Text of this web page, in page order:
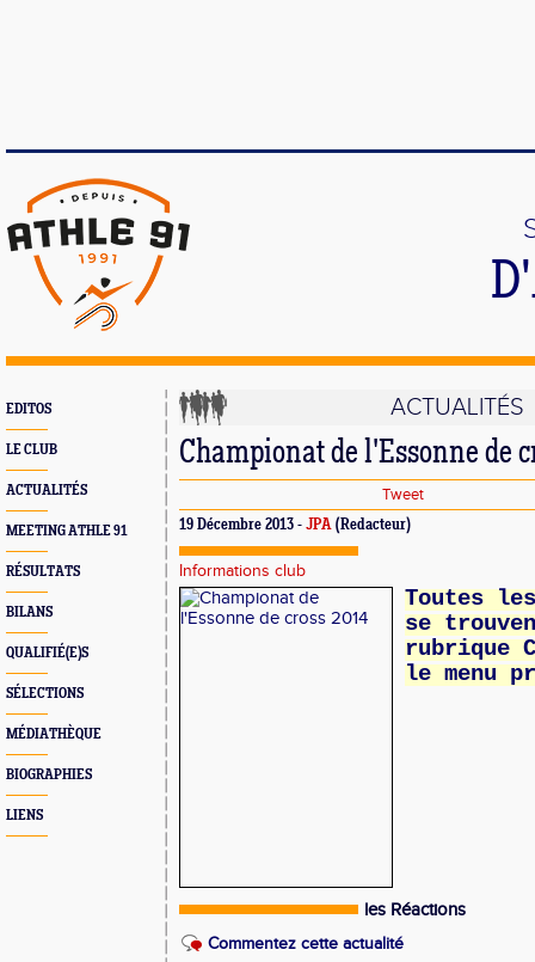
EDITOS
LE CLUB
ACTUALITÉS
MEETING ATHLE 91
RÉSULTATS
BILANS
QUALIFIÉ(E)S
SÉLECTIONS
MÉDIATHÈQUE
BIOGRAPHIES
LIENS
ACTUALITÉS
Championat de l'Essonne de
Tweet
19 Décembre 2013 - JPA (Redacteur)
Informations club
Toutes
se
rubrique
le menu
les Réactions
Commentez cette actualité